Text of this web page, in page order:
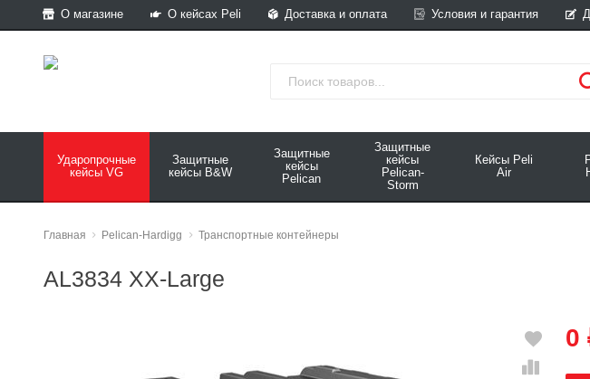
О магазине О кейсах Peli Доставка и оплата Условия и гарантия
Ударопрочные
кейсы VG
Защитные
кейсы B&W
Защитные
кейсы
Pelican
Защитные
кейсы
Pelican-
Storm
Кейсы Peli
Air
Главная Pelican-Hardigg Транспортные контейнеры
AL3834 XX-Large
0